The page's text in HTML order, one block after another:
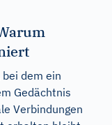
dem ein
Gedächtnis
Verbindungen